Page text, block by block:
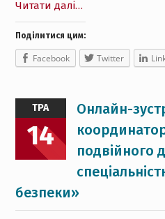
Читати далі…
Поділитися цим:
Facebook Twitter
ТРА
14
Онлайн-
подвійного
безпеки»